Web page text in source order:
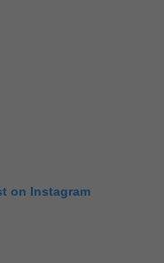
on Instagram